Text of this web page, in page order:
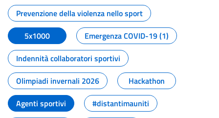
Tutti i contenuti della pagina
Prevenzione della violenza nello sport
5x1000
Emergenza COVID-19 (1)
Indennità collaboratori sportivi
Olimpiadi invernali 2026
Hackathon
Agenti sportivi
#distantimauniti